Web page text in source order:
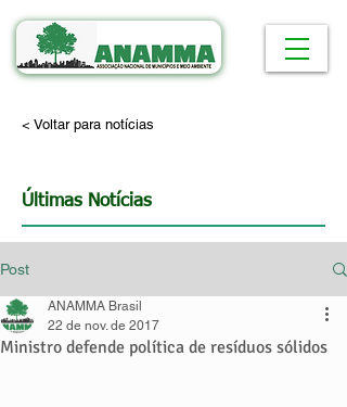
< Voltar para notícias
Últimas Notícias
Post
Ministro defende política de resíduos sólidos
ANAMMA Brasil
22 de nov. de 2017